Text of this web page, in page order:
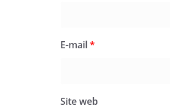
E-mail*
Site web